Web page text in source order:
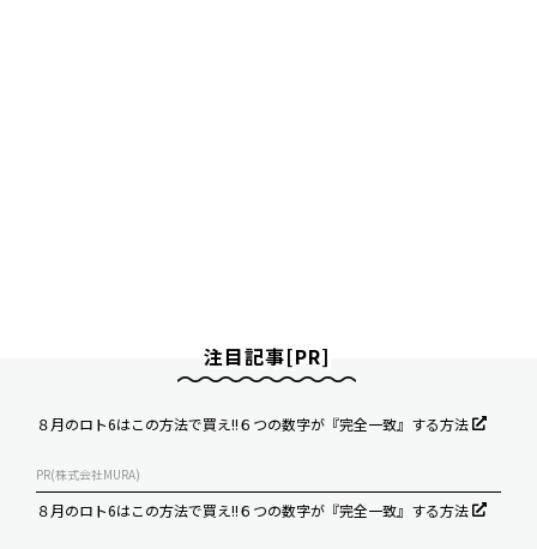
注目記事[PR]
８月のロト6はこの方法で買え!!６つの数字が『完全一致』する方法
PR(株式会社MURA)
８月のロト6はこの方法で買え!!６つの数字が『完全一致』する方法